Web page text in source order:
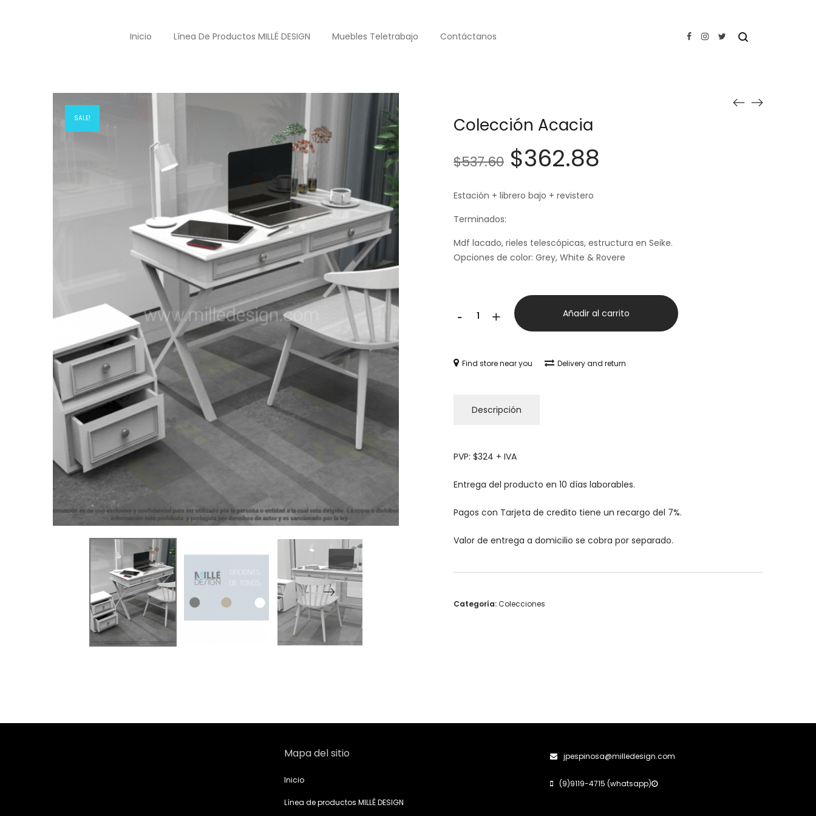
Inicio Línea De Productos MILLÉ DESIGN Muebles Teletrabajo Contáctanos
Colección Acacia
SALE! Colección Acacia
$537.60 $362.88
Estación + librero bajo + revistero
Terminados:
Mdf lacado, rieles telescópicas, estructura en Seike.
Opciones de color: Grey, White & Rovere
- + Añadir al carrito
Find store near you Delivery and return
Descripción
PVP: $324 + IVA
Entrega del producto en 10 días laborables.
Pagos con Tarjeta de credito tiene un recargo del 7%.
Valor de entrega a domicilio se cobra por separado.
Categoría:Colecciones
Mapa del sitio
Inicio
Línea de productos MILLÉ DESIGN
jpespinosa@milledesign.com
(9)9119-4715 (whatsapp)